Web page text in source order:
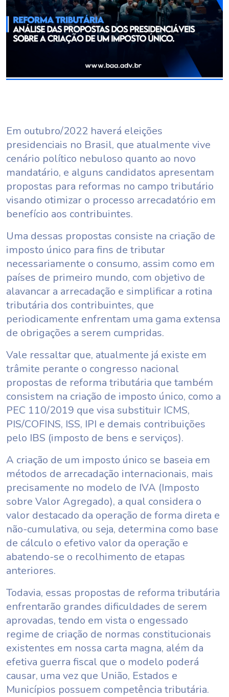
Em outubro/2022 haverá eleições
presidenciais no Brasil, que atualmente vive
cenário político nebuloso quanto ao novo
mandatário, e alguns candidatos apresentam
propostas para reformas no campo tributário
visando otimizar o processo arrecadatório em
benefício aos contribuintes.
Uma dessas propostas consiste na criação de
imposto único para fins de tributar
necessariamente o consumo, assim como em
países de primeiro mundo, com objetivo de
alavancar a arrecadação e simplificar a rotina
tributária dos contribuintes, que
periodicamente enfrentam uma gama extensa
de obrigações a serem cumpridas.
Vale ressaltar que, atualmente já existe em
trâmite perante o congresso nacional
propostas de reforma tributária que também
consistem na criação de imposto único, como a
PEC 110/2019 que visa substituir ICMS,
PIS/COFINS, ISS, IPI e demais contribuições
pelo IBS (imposto de bens e serviços).
A criação de um imposto único se baseia em
métodos de arrecadação internacionais, mais
precisamente no modelo de IVA (Imposto
sobre Valor Agregado), a qual considera o
valor destacado da operação de forma direta e
não-cumulativa, ou seja, determina como base
de cálculo o efetivo valor da operação e
abatendo-se o recolhimento de etapas
anteriores.
Todavia, essas propostas de reforma tributária
enfrentarão grandes dificuldades de serem
aprovadas, tendo em vista o engessado
regime de criação de normas constitucionais
existentes em nossa carta magna, além da
efetiva guerra fiscal que o modelo poderá
causar, uma vez que União, Estados e
Municípios possuem competência tributária.